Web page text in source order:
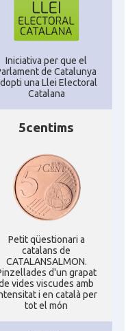
Iniciativa per que el
de Catalunya
una Llei Electoral
Catalana
5centims
Petit qüestionari a
catalans de
CATALANSALMON.
d'un grapat
vides viscudes amb
i en català per
tot el món